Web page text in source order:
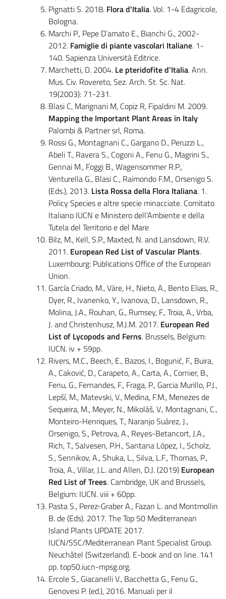
Pignatti S. 2018. Flora d'Italia. Vol. 1-4 Edagricole,
Bologna.
Marchi P., Pepe D’amato E., Bianchi G., 2002-
2012. Famiglie di piante vascolari Italiane. 1-
140. Sapienza Università Editrice.
Marchetti, D. 2004. Le pteridofite d’Italia. Ann.
Mus. Civ. Rovereto, Sez. Arch. St. Sc. Nat.
19(2003): 71-231.
Blasi C, Marignani M, Copiz R, Fipaldini M. 2009.
Mapping the Important Plant Areas in Italy
Palombi & Partner srl, Roma.
Rossi G., Montagnani C., Gargano D., Peruzzi L.,
Abeli T., Ravera S., Cogoni A., Fenu G., Magrini S.,
Gennai M., Foggi B., Wagensommer R.P.,
Venturella G., Blasi C., Raimondo F.M., Orsenigo S.
(Eds.), 2013. Lista Rossa della Flora Italiana. 1.
Policy Species e altre specie minacciate. Comitato
Italiano IUCN e Ministero dell’Ambiente e della
Tutela del Territorio e del Mare
Bilz, M., Kell, S.P., Maxted, N. and Lansdown, R.V.
2011. European Red List of Vascular Plants.
Luxembourg: Publications Office of the European
Union.
García Criado, M., Väre, H., Nieto, A., Bento Elias, R.,
Dyer, R., Ivanenko, Y., Ivanova, D., Lansdown, R.,
Molina, J.A., Rouhan, G., Rumsey, F., Troia, A., Vrba,
J. and Christenhusz, M.J.M. 2017. European Red
List of Lycopods and Ferns. Brussels, Belgium:
IUCN. iv + 59pp.
Rivers, M.C., Beech, E., Bazos, I., Bogunić, F., Buira,
A., Caković, D., Carapeto, A., Carta, A., Cornier, B.,
Fenu, G., Fernandes, F., Fraga, P., Garcia Murillo, P.J.,
Lepší, M., Matevski, V., Medina, F.M., Menezes de
Sequeira, M., Meyer, N., Mikoláš, V., Montagnani, C.,
Monteiro-Henriques, T., Naranjo Suárez, J.,
Orsenigo, S., Petrova, A., Reyes-Betancort, J.A.,
Rich, T., Salvesen, P.H., Santana López, I., Scholz,
S., Sennikov, A., Shuka, L., Silva, L.F., Thomas, P.,
Troia, A., Villar, J.L. and Allen, D.J. (2019) European
Red List of Trees. Cambridge, UK and Brussels,
Belgium: IUCN. viii + 60pp.
Pasta S., Perez-Graber A., Fazan L. and Montmollin
B. de (Eds). 2017. The Top 50 Mediterranean
Island Plants UPDATE 2017.
IUCN/SSC/Mediterranean Plant Specialist Group.
Neuchâtel (Switzerland). E-book and on line. 141
pp. top50.iucn-mpsg.org.
Ercole S., Giacanelli V., Bacchetta G., Fenu G.,
Genovesi P. (ed.), 2016. Manuali per il